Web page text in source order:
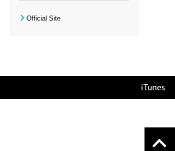
Official Site